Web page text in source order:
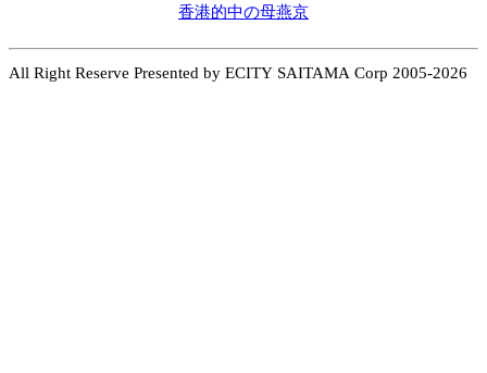
香港的中の母燕京
All Right Reserve Presented by ECITY SAITAMA Corp 2005-2026